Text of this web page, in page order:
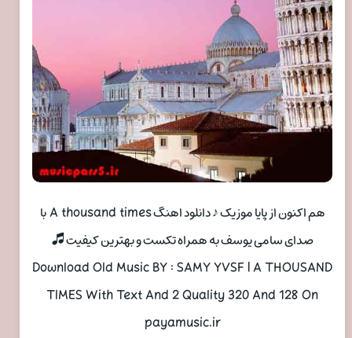
هم اکنون از پایا موزیک ♪ دانلود اهنگ A thousand times با
صدای سامی یوسف به همراه تکست و بهترین کیفیت 🎜
Download Old Music BY : SAMY YVSF | A THOUSAND
TIMES With Text And 2 Quality 320 And 128 On
payamusic.ir